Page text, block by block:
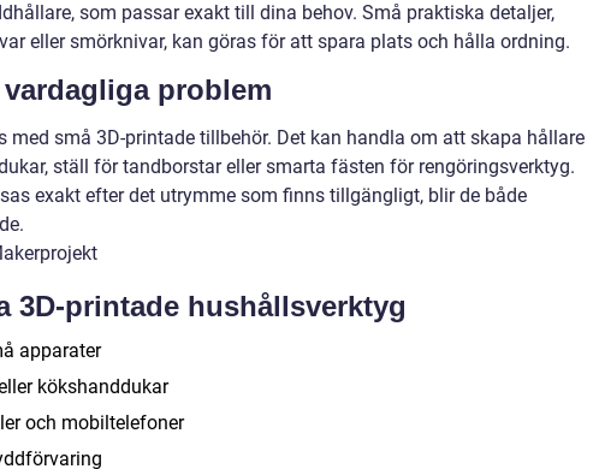
som passar exakt till dina behov. Små praktiska detaljer,
eller smörknivar, kan göras för att spara plats och hålla ordning.
problem
med små 3D-printade tillbehör. Det kan handla om att skapa hållare
ställ för tandborstar eller smarta fästen för rengöringsverktyg.
exakt efter det utrymme som finns tillgängligt, blir de både
3D-printade hushållsverktyg
apparater
kökshanddukar
och mobiltelefoner